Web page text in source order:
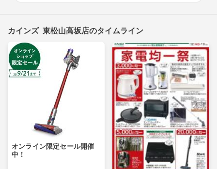
カインズ 東松山高坂店のタイムライン
オンライン限定セール開催
中！